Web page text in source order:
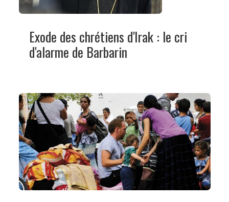
Exode des chrétiens d'Irak : le cri
d'alarme de Barbarin